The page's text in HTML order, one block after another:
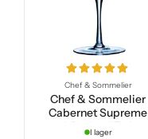
Chef & Sommelier
Chef & Sommelier
Cabernet Supreme
Vinglas 47 cl
I lager